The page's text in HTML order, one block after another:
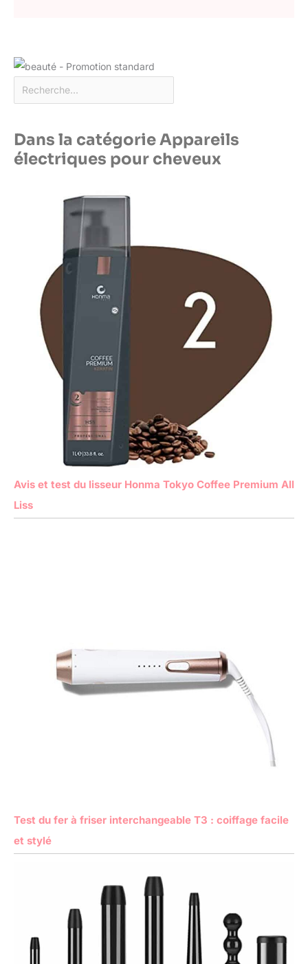
Dans la catégorie Appareils
électriques pour cheveux
Avis et test du lisseur Honma Tokyo Coffee Premium All
Liss
Test du fer à friser interchangeable T3 : coiffage facile
et stylé